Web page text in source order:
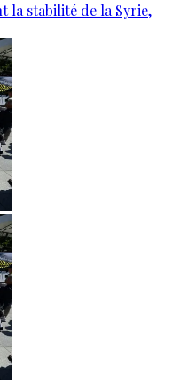
la stabilité de la Syrie,